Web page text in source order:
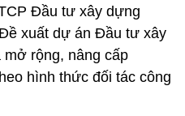
Đầu tư xây dựng
xuất dự án Đầu tư xây
rộng, nâng cấp
hình thức đối tác công